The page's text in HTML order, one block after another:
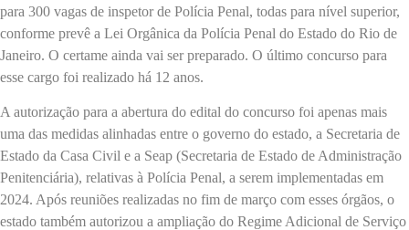
para 300 vagas de inspetor de Polícia Penal, todas para nível superior,
conforme prevê a Lei Orgânica da Polícia Penal do Estado do Rio de
Janeiro. O certame ainda vai ser preparado. O último concurso para
esse cargo foi realizado há 12 anos.
A autorização para a abertura do edital do concurso foi apenas mais
uma das medidas alinhadas entre o governo do estado, a Secretaria de
Estado da Casa Civil e a Seap (Secretaria de Estado de Administração
Penitenciária), relativas à Polícia Penal, a serem implementadas em
2024. Após reuniões realizadas no fim de março com esses órgãos, o
estado também autorizou a ampliação do Regime Adicional de Serviço